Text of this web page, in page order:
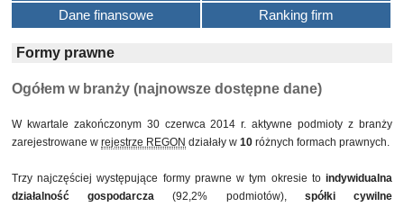
Dane finansowe
Ranking firm
Formy prawne
Ogółem w branży (najnowsze dostępne dane)
W kwartale zakończonym 30 czerwca 2014 r. aktywne podmioty z branży
zarejestrowane w rejestrze REGON działały w 10 różnych formach prawnych.
Trzy najczęściej występujące formy prawne w tym okresie to indywidualna
działalność gospodarcza (92,2% podmiotów), spółki cywilne